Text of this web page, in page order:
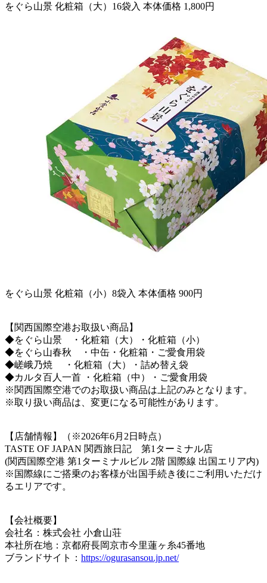
をぐら山景 化粧箱（大）16袋入 本体価格 1,800円
をぐら山景 化粧箱（小）8袋入 本体価格 900円
【関西国際空港お取扱い商品】
◆をぐら山景 ・化粧箱（大）・化粧箱（小）
◆をぐら山春秋 ・中缶・化粧箱・ご愛食用袋
◆嵯峨乃焼 ・化粧箱（大）・詰め替え袋
◆カルタ百人一首 ・化粧箱（中）・ご愛食用袋
※関西国際空港でのお取扱い商品は上記のみとなります。
※取り扱い商品は、変更になる可能性があります。
【店舗情報】（※2026年6月2日時点）
TASTE OF JAPAN 関西旅日記 第1ターミナル店
(関西国際空港 第1ターミナルビル 2階 国際線 出国エリア内)
※国際線にご搭乗のお客様が出国手続き後にご利用いただけ
るエリアです。
【会社概要】
会社名：株式会社 小倉山荘
本社所在地：京都府長岡京市今里蓮ヶ糸45番地
ブランドサイト： https://ogurasansou.jp.net/